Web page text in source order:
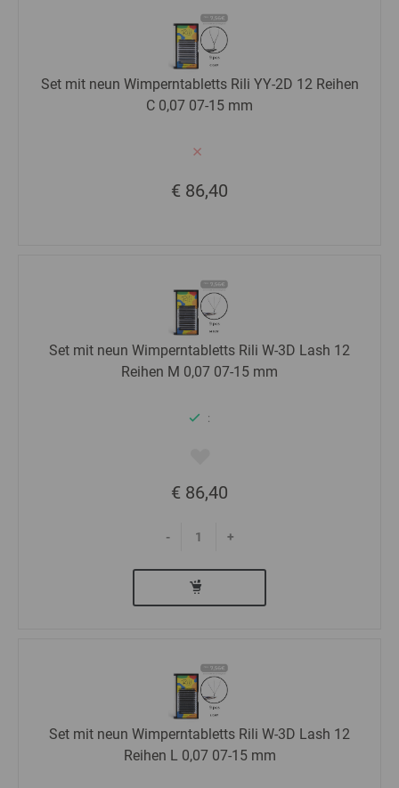
Set mit neun Wimperntabletts Rili YY-2D 12 Reihen
C 0,07 07-15 mm
€ 86,40
Set mit neun Wimperntabletts Rili W-3D Lash 12
Reihen M 0,07 07-15 mm
:
€ 86,40
- +
Set mit neun Wimperntabletts Rili W-3D Lash 12
Reihen L 0,07 07-15 mm